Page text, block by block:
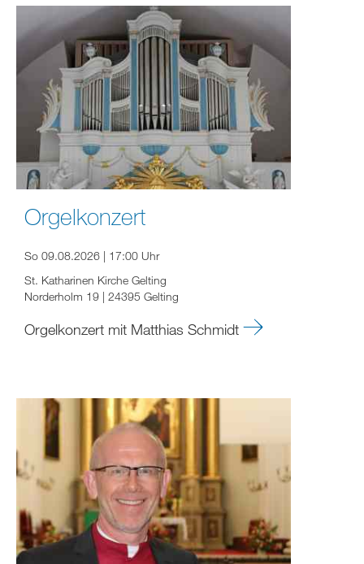
Orgelkonzert
So 09.08.2026 | 17:00 Uhr
St. Katharinen Kirche Gelting
Norderholm 19 | 24395 Gelting
Orgelkonzert mit Matthias Schmidt